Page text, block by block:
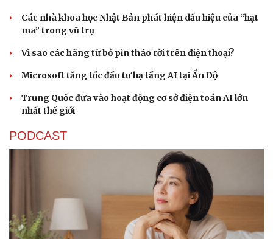
Các nhà khoa học Nhật Bản phát hiện dấu hiệu của “hạt
ma” trong vũ trụ
Vì sao các hãng từ bỏ pin tháo rời trên điện thoại?
Microsoft tăng tốc đầu tư hạ tầng AI tại Ấn Độ
Trung Quốc đưa vào hoạt động cơ sở điện toán AI lớn
nhất thế giới
PODCAST